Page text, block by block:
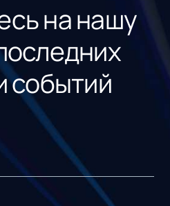
на нашу
событий